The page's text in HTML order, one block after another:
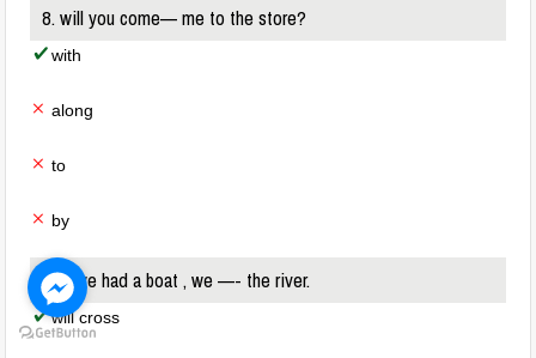
8. will you come— me to the store?
with
along
to
by
9. if we had a boat , we —- the river.
will cross